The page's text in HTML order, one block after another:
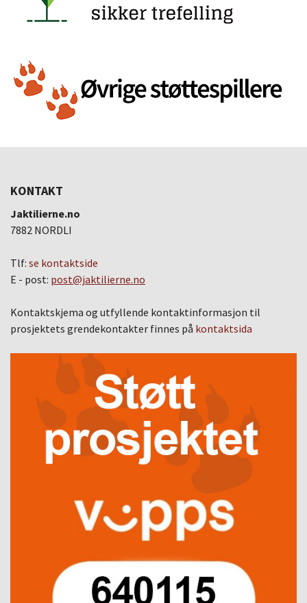
KONTAKT
Jaktilierne.no
7882 NORDLI
Tlf: se kontaktside
E - post: post@jaktilierne.no
Kontaktskjema og utfyllende kontaktinformasjon til
prosjektets grendekontakter finnes på kontaktsida